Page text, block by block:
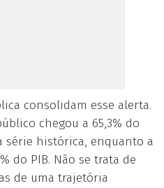
consolidam esse alerta.
chegou a 65,3% do
série histórica, enquanto a
do PIB. Não se trata de
de uma trajetória